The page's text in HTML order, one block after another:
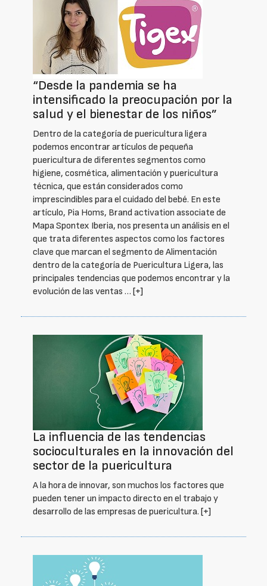
“Desde la pandemia se ha
intensificado la preocupación por la
salud y el bienestar de los niños”
Dentro de la categoría de puericultura ligera
podemos encontrar artículos de pequeña
puericultura de diferentes segmentos como
higiene, cosmética, alimentación y puericultura
técnica, que están considerados como
imprescindibles para el cuidado del bebé. En este
artículo, Pia Homs, Brand activation associate de
Mapa Spontex Iberia, nos presenta un análisis en el
que trata diferentes aspectos como los factores
clave que marcan el segmento de Alimentación
dentro de la categoría de Puericultura Ligera, las
principales tendencias que podemos encontrar y la
evolución de las ventas … [+]
La influencia de las tendencias
socioculturales en la innovación del
sector de la puericultura
A la hora de innovar, son muchos los factores que
pueden tener un impacto directo en el trabajo y
desarrollo de las empresas de puericultura. [+]